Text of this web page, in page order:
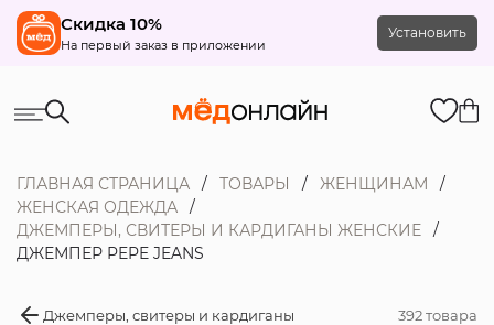
Скидка 10%
На первый заказ в приложении
Установить
ГЛАВНАЯ СТРАНИЦА ТОВАРЫ
ЖЕНЩИНАМ
ЖЕНСКАЯ ОДЕЖДА
ДЖЕМПЕРЫ, СВИТЕРЫ И КАРДИГАНЫ ЖЕНСКИЕ
ДЖЕМПЕР PEPE JEANS
Джемперы, свитеры и кардиганы 392 товара